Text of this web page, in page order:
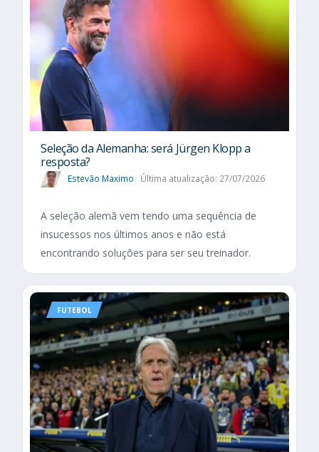
Seleção da Alemanha: será Jürgen Klopp a
resposta?
Estevão Maximo Última atualização: 27/07/2026
A seleção alemã vem tendo uma sequência de
insucessos nos últimos anos e não está
encontrando soluções para ser seu treinador.
FUTEBOL